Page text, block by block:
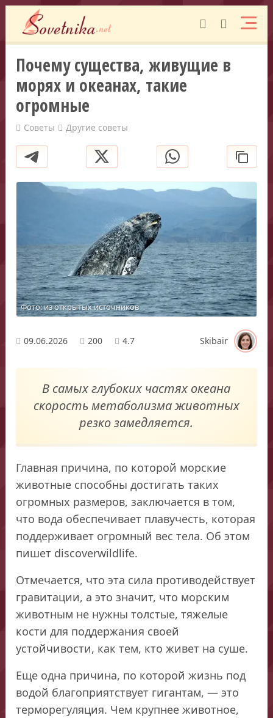
Почему существа, живущие в
морях и океанах, такие
огромные
Советы Другие советы
Фото: из открытых источников
09.06.2026 200 4.7 Skibair
В самых глубоких частях океана
скорость метаболизма животных
резко замедляется.
Главная причина, по которой морские
животные способны достигать таких
огромных размеров, заключается в том,
что вода обеспечивает плавучесть, которая
поддерживает огромный вес тела. Об этом
пишет discoverwildlife.
Отмечается, что эта сила противодействует
гравитации, а это значит, что морским
животным не нужны толстые, тяжелые
кости для поддержания своей
устойчивости, как тем, кто живет на суше.
Еще одна причина, по которой жизнь под
водой благоприятствует гигантам, — это
терморегуляция. Чем крупнее животное,